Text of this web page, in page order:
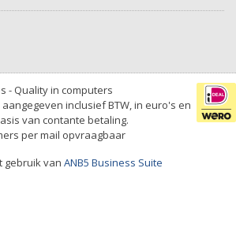
- Quality in computers
inclusief BTW, in euro's en
van contante betaling.
per mail opvraagbaar
gebruik van ANB5 Business Suite